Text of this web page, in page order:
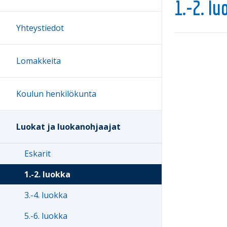
1.-2.
Yhteystiedot
Lomakkeita
Koulun henkilökunta
Luokat ja luokanohjaajat
Eskarit
1.-2. luokka
3.-4. luokka
5.-6. luokka